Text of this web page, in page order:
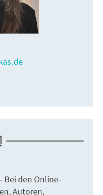
Bei den Online-
Autoren,